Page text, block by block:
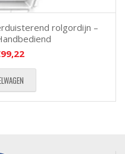
rolgordijn –
99,22